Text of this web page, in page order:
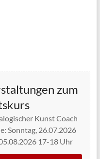
zum
Kunst Coach
Sonntag, 26.07.2026
17-18 Uhr